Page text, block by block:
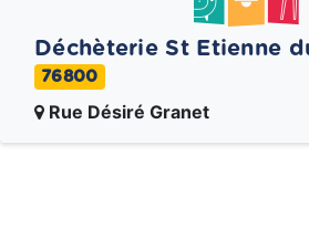
Déchèterie St Etienne
76800
Rue Désiré Granet